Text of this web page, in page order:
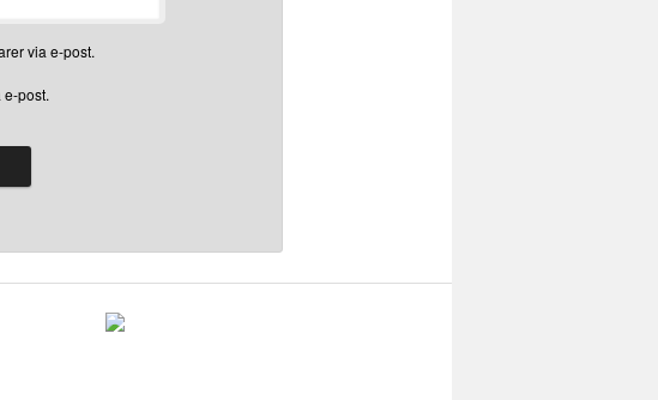
via e-post.
post.